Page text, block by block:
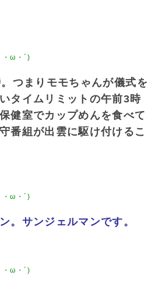
・ω・´)
つまりモモちゃんが儀式を
タイムリミットの午前3時
健室でカップめんを食べて
番組が出雲に駆け付けるこ
・ω・´)
。サンジェルマンです。
・ω・´)